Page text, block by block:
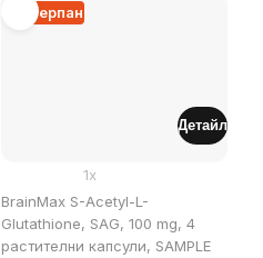
Изчерпан
BrainMax S-Acetyl-L-
Glutathione, SAG, 100 mg, 4
растителни капсули, SAMPLE
1x
Детайл